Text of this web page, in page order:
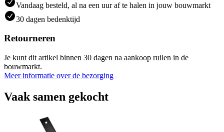
Vandaag besteld, al na een uur af te halen in jouw bouwmarkt
30 dagen bedenktijd
Retourneren
Je kunt dit artikel binnen 30 dagen na aankoop ruilen in de
bouwmarkt.
Meer informatie over de bezorging
Vaak samen gekocht